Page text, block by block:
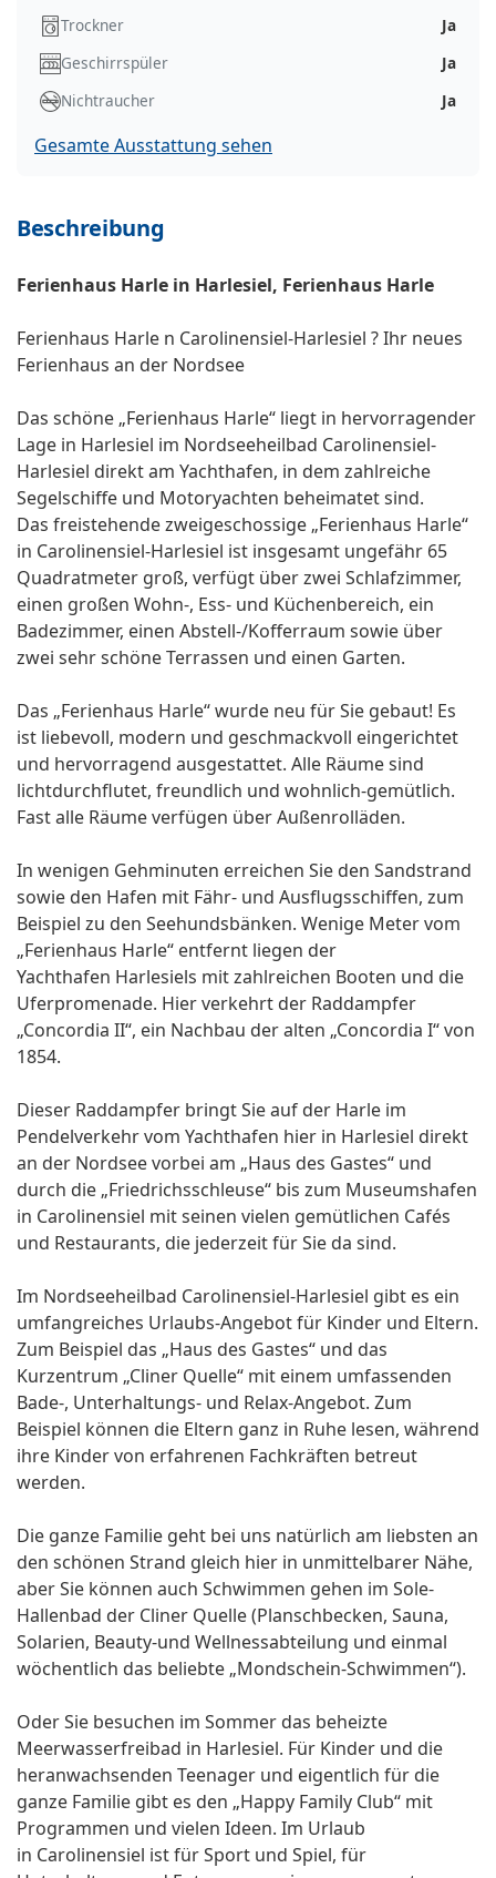
Trockner
Ja
Geschirrspüler
Ja
Nichtraucher
Ja
Gesamte Ausstattung sehen
Beschreibung
Ferienhaus Harle in Harlesiel, Ferienhaus Harle
Ferienhaus Harle n Carolinensiel-Harlesiel ? Ihr neues
Ferienhaus an der Nordsee
Das schöne „Ferienhaus Harle“ liegt in hervorragender
Lage in Harlesiel im Nordseeheilbad Carolinensiel-
Harlesiel direkt am Yachthafen, in dem zahlreiche
Segelschiffe und Motoryachten beheimatet sind.
Das freistehende zweigeschossige „Ferienhaus Harle“
in Carolinensiel-Harlesiel ist insgesamt ungefähr 65
Quadratmeter groß, verfügt über zwei Schlafzimmer,
einen großen Wohn-, Ess- und Küchenbereich, ein
Badezimmer, einen Abstell-/Kofferraum sowie über
zwei sehr schöne Terrassen und einen Garten.
Das „Ferienhaus Harle“ wurde neu für Sie gebaut! Es
ist liebevoll, modern und geschmackvoll eingerichtet
und hervorragend ausgestattet. Alle Räume sind
lichtdurchflutet, freundlich und wohnlich-gemütlich.
Fast alle Räume verfügen über Außenrolläden.
In wenigen Gehminuten erreichen Sie den Sandstrand
sowie den Hafen mit Fähr- und Ausflugsschiffen, zum
Beispiel zu den Seehundsbänken. Wenige Meter vom
„Ferienhaus Harle“ entfernt liegen der
Yachthafen Harlesiels mit zahlreichen Booten und die
Uferpromenade. Hier verkehrt der Raddampfer
„Concordia II“, ein Nachbau der alten „Concordia I“ von
1854.
Dieser Raddampfer bringt Sie auf der Harle im
Pendelverkehr vom Yachthafen hier in Harlesiel direkt
an der Nordsee vorbei am „Haus des Gastes“ und
durch die „Friedrichsschleuse“ bis zum Museumshafen
in Carolinensiel mit seinen vielen gemütlichen Cafés
und Restaurants, die jederzeit für Sie da sind.
Im Nordseeheilbad Carolinensiel-Harlesiel gibt es ein
umfangreiches Urlaubs-Angebot für Kinder und Eltern.
Zum Beispiel das „Haus des Gastes“ und das
Kurzentrum „Cliner Quelle“ mit einem umfassenden
Bade-, Unterhaltungs- und Relax-Angebot. Zum
Beispiel können die Eltern ganz in Ruhe lesen, während
ihre Kinder von erfahrenen Fachkräften betreut
werden.
Die ganze Familie geht bei uns natürlich am liebsten an
den schönen Strand gleich hier in unmittelbarer Nähe,
aber Sie können auch Schwimmen gehen im Sole-
Hallenbad der Cliner Quelle (Planschbecken, Sauna,
Solarien, Beauty-und Wellnessabteilung und einmal
wöchentlich das beliebte „Mondschein-Schwimmen“).
Oder Sie besuchen im Sommer das beheizte
Meerwasserfreibad in Harlesiel. Für Kinder und die
heranwachsenden Teenager und eigentlich für die
ganze Familie gibt es den „Happy Family Club“ mit
Programmen und vielen Ideen. Im Urlaub
in Carolinensiel ist für Sport und Spiel, für